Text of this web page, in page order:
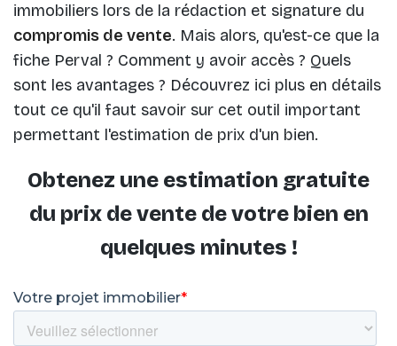
immobiliers lors de la rédaction et signature du
compromis de vente. Mais alors, qu'est-ce que la
fiche Perval ? Comment y avoir accès ? Quels
sont les avantages ? Découvrez ici plus en détails
tout ce qu'il faut savoir sur cet outil important
permettant l'estimation de prix d'un bien.
Obtenez une estimation gratuite
du prix de vente de votre bien en
quelques minutes !